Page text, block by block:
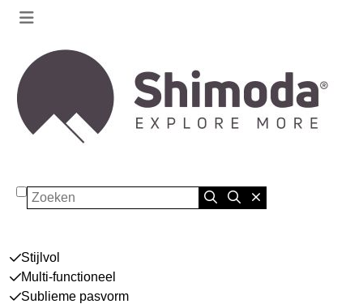
Zoeken
Stijlvol
Multi-functioneel
Sublieme pasvorm